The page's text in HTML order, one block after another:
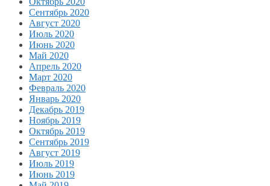
Сентябрь 2020
Август 2020
Июль 2020
Июнь 2020
Май 2020
Апрель 2020
Март 2020
Февраль 2020
Январь 2020
Декабрь 2019
Ноябрь 2019
Октябрь 2019
Сентябрь 2019
Август 2019
Июль 2019
Июнь 2019